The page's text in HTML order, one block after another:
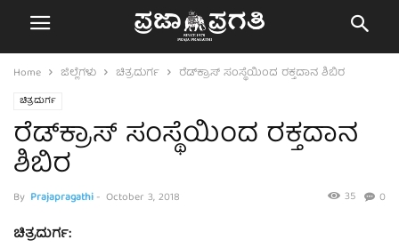
Home ಜಿಲ್ಲೆಗಳು ಚಿತ್ರದುರ್ಗ ರೆಡ್‍ಕ್ರಾಸ್ ಸಂಸ್ಥೆಯಿಂದ ರಕ್ತದಾನ ಶಿಬಿರ
ಚಿತ್ರದುರ್ಗ
ರೆಡ್‍ಕ್ರಾಸ್ ಸಂಸ್ಥೆಯಿಂದ ರಕ್ತದಾನ
ಶಿಬಿರ
By Prajapragathi- October 3, 2018 0
35
ಚಿತ್ರದುರ್ಗ: